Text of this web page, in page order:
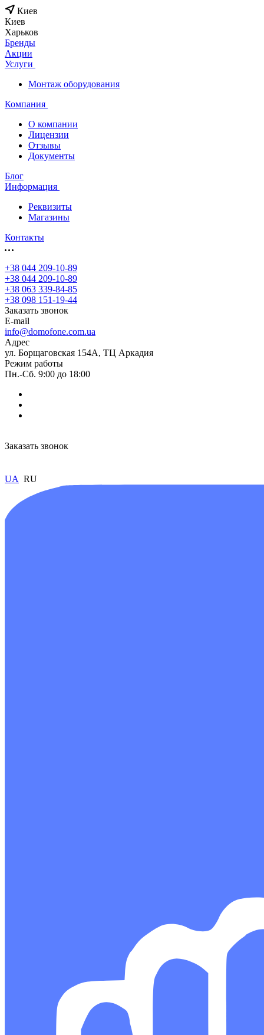
Киев
Киев
Харьков
Бренды
Акции
Услуги
Монтаж оборудования
Компания
О компании
Лицензии
Отзывы
Документы
Блог
Информация
Реквизиты
Магазины
Контакты
+38 044 209-10-89
+38 044 209-10-89
+38 063 339-84-85
+38 098 151-19-44
Заказать звонок
E-mail
info@domofone.com.ua
Адрес
ул. Борщаговская 154А, ТЦ Аркадия
Режим работы
Пн.-Сб. 9:00 до 18:00
Заказать звонок
UA RU